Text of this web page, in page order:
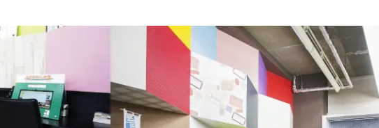
スタッフレス事業
個人情報保護方針
DXの取り組みについて